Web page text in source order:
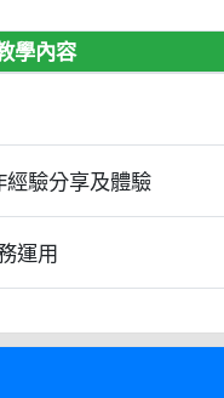
學內容
驗分享及體驗
運用